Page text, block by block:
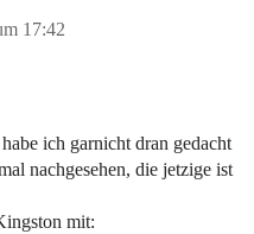
17:42
ich garnicht dran gedacht
nachgesehen, die jetzige ist
mit: